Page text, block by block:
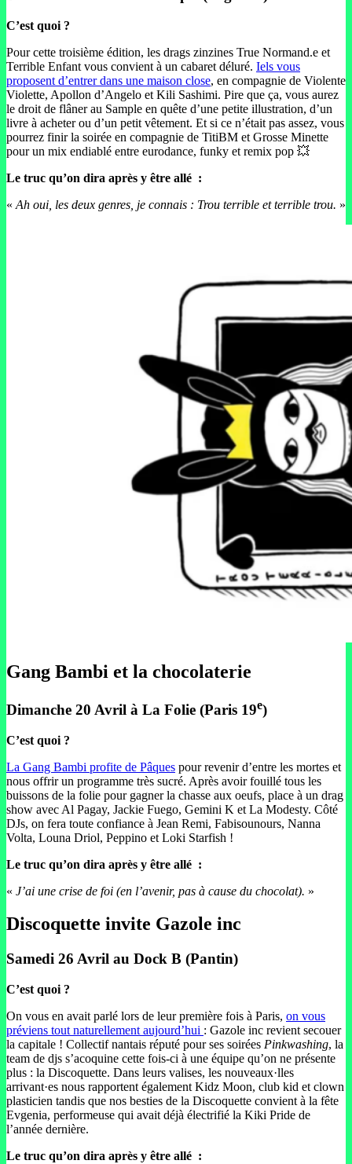
C’est quoi ?
Pour cette troisième édition, les drags zinzines True Normand.e et
Terrible Enfant vous convient à un cabaret déluré. Iels vous
proposent d’entrer dans une maison close, en compagnie de Violente
Violette, Apollon d’Angelo et Kili Sashimi. Pire que ça, vous aurez
le droit de flâner au Sample en quête d’une petite illustration, d’un
livre à acheter ou d’un petit vêtement. Et si ce n’était pas assez, vous
pourrez finir la soirée en compagnie de TitiBM et Grosse Minette
pour un mix endiablé entre eurodance, funky et remix pop 💥
Le truc qu’on dira après y être allé :
« Ah oui, les deux genres, je connais : Trou terrible et terrible trou. »
Gang Bambi et la chocolaterie
Dimanche 20 Avril à La Folie (Paris 19e)
C’est quoi ?
La Gang Bambi profite de Pâques pour revenir d’entre les mortes et
nous offrir un programme très sucré. Après avoir fouillé tous les
buissons de la folie pour gagner la chasse aux oeufs, place à un drag
show avec Al Pagay, Jackie Fuego, Gemini K et La Modesty. Côté
DJs, on fera toute confiance à Jean Remi, Fabisounours, Nanna
Volta, Louna Driol, Peppino et Loki Starfish !
Le truc qu’on dira après y être allé :
« J’ai une crise de foi (en l’avenir, pas à cause du chocolat). »
Discoquette invite Gazole inc
Samedi 26 Avril au Dock B (Pantin)
C’est quoi ?
On vous en avait parlé lors de leur première fois à Paris, on vous
préviens tout naturellement aujourd’hui : Gazole inc revient secouer
la capitale ! Collectif nantais réputé pour ses soirées Pinkwashing, la
team de djs s’acoquine cette fois-ci à une équipe qu’on ne présente
plus : la Discoquette. Dans leurs valises, les nouveaux·lles
arrivant·es nous rapportent également Kidz Moon, club kid et clown
plasticien tandis que nos besties de la Discoquette convient à la fête
Evgenia, performeuse qui avait déjà électrifié la Kiki Pride de
l’année dernière.
Le truc qu’on dira après y être allé :